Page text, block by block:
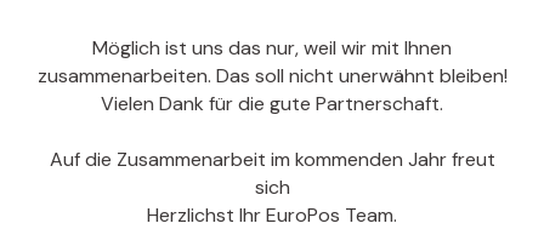
Möglich ist uns das nur, weil wir mit Ihnen
zusammenarbeiten. Das soll nicht unerwähnt bleiben!
Vielen Dank für die gute Partnerschaft.
Auf die Zusammenarbeit im kommenden Jahr freut
sich
Herzlichst Ihr EuroPos Team.